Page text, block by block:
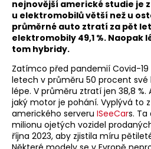
nejnovější americké studie je
u elektromobilů větší než u
průměrné auto ztratí za pět let
elektromobily 49,1 %. Naopak
tom hybridy.
Zatímco před pandemií Covid-
letech v průměru 50 procent své
lépe. V průměru ztratí jen 38,8 %.
jaký motor je pohání. Vyplývá to
amerického serveru ISeeCars. Ta
milionu ojetých vozidel
října 2023, aby zjistila míru